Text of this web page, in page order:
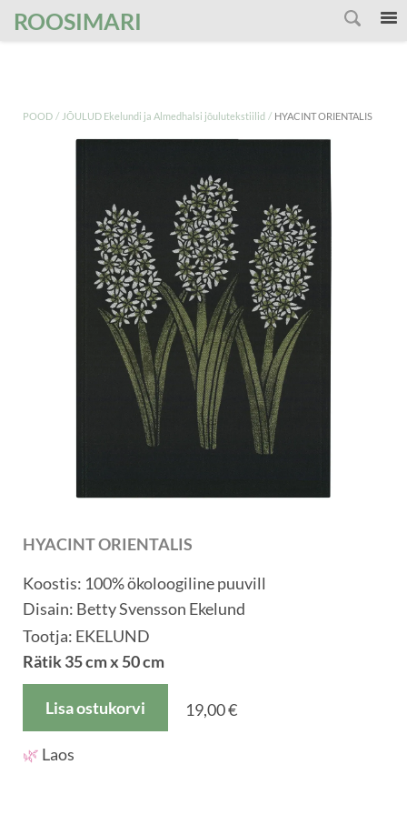
ROOSIMARI
POOD / JÕULUD Ekelundi ja Almedhalsi jõulutekstiilid / HYACINT ORIENTALIS
HYACINT ORIENTALIS
Koostis: 100% ökoloogiline puuvill
Disain: Betty Svensson Ekelund
Tootja: EKELUND
Rätik 35 cm x 50 cm
Lisa ostukorvi 19,00 €
🌿 Laos